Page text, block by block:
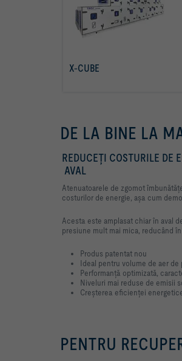
X-CUBE
DE LA BINE LA
REDUCEȚI COSTURILE DE
AVAL
Atenuatoarele de zgomot
costurilor de energie, așa cum
Acesta este amplasat chiar în aval
presiune mult mai mica, reducând
Produs patentat nou
Ideal pentru volume de aer de
Performanță optimizată,
Niveluri mai reduse de emisii
Creșterea eficienței
PENTRU